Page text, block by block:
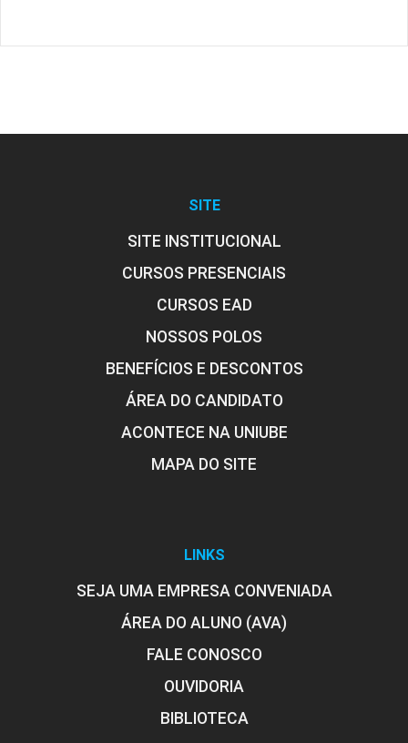
SITE
SITE INSTITUCIONAL
CURSOS PRESENCIAIS
CURSOS EAD
NOSSOS POLOS
BENEFÍCIOS E DESCONTOS
ÁREA DO CANDIDATO
ACONTECE NA UNIUBE
MAPA DO SITE
LINKS
SEJA UMA EMPRESA CONVENIADA
ÁREA DO ALUNO (AVA)
FALE CONOSCO
OUVIDORIA
BIBLIOTECA